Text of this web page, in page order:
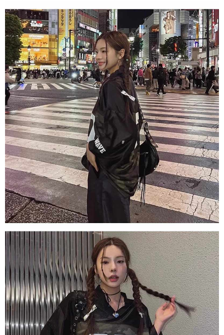
mudah alih boleh segera menggunakan tanpa perlu memohon lagi.
(Hanya untuk nombor langganan peribadi, tidak terbuka untuk syarikat
dan kad prabayar)
2. Pilihan kaedah pembayaran "Pembayaran Ansuran Gogo", selepas
pesanan ditubuhkan, akan secara automatik dialihkan ke proses
transaksi Gogo, selepas pengesahan nombor telefon, pilih bilangan
ansuran yang diingini, tarikh akhir pembayaran, dan setelah
mengesahkan pembayaran, transaksi akan selesai.
3. Jumlah kelulusan sebenar, bilangan ansuran dan jumlah bayaran
adalah berdasarkan halaman pengesahan transaksi seterusnya.
4. Dalam masa 30 minit selepas pesanan ditubuhkan, jika tidak pergi
untuk mengesahkan transaksi atau jika tidak lulus semakan, pesanan
akan dibatalkan secara automatik. Jika terdapat situasi "pindah untuk
semakan khusus" yang tidak lulus, ini menunjukkan bahawa sistem
penilaian tidak mencukupi, tiada penjelasan mengenai kandungan
penilaian boleh diberikan.
【Penerangan Kaedah Pembayaran】
1. Pembayaran ansuran tidak digabungkan dalam bil telekomunikasi,
"Pembayaran Ansuran Gogo" akan menghantar SMS peringatan
pembayaran selepas tarikh penyelesaian bulanan.
2. Melalui pautan SMS untuk membuka bil, anda boleh memilih untuk
membayar melalui "Kod bar kedai serbaneka / Kedai rasmi Taiwan
Mobile / Pemindahan bank / Pembayaran J街口 / iPASS MONEY" dan
saluran lain.
【Nota Penting】
1. Perkhidmatan ini disediakan oleh "Taiwan Mobile Co., Ltd." untuk
membolehkan pengguna membeli produk atau perkhidmatan melalui
perkhidmatan ini semasa transaksi, dan kedai akan menyerahkan hak
tuntutan harga jual/beli ansuran kepada syarikat ini untuk membayar bil
menggunakan bil syarikat ini.
2. Berdasarkan tujuan kontrak persetujuan pembayaran menggunakan
"Pembayaran Ansuran Gogo", kedai akan memberikan maklumat peribadi
anda (termasuk nama, telefon atau alamat) kepada Taiwan Mobile untuk
pengumpulan, pemprosesan dan penggunaan, untuk pengesahan,
Sila hubungi NP Taiwan Inc. dics_tw@netprotections.co.jpjika anda
mempunyai sebarang kebimbangan mengenai pemprosesan dan
penggunaan pada data peribadi. Jika anda tidak bersetuju dengan data
peribadi yang disenaraikan seperti di atas akan dikumpul dan digunakan
oleh AFTEE, sila jangan gunakan perkhidmatan ini.